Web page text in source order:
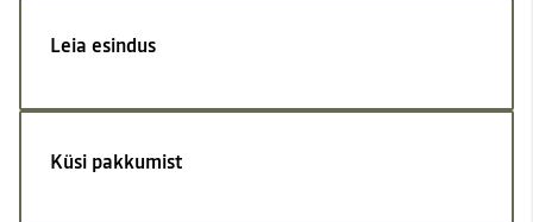
Leia esindus
Küsi pakkumist